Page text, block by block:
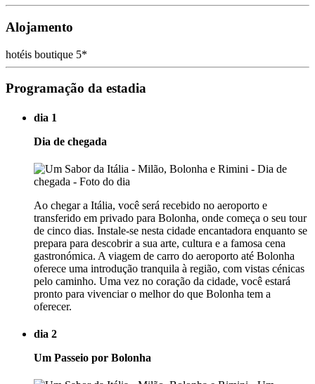
Alojamento
hotéis boutique 5*
Programação da estadia
dia 1
Dia de chegada
Ao chegar a Itália, você será recebido no aeroporto e
transferido em privado para Bolonha, onde começa o seu tour
de cinco dias. Instale-se nesta cidade encantadora enquanto se
prepara para descobrir a sua arte, cultura e a famosa cena
gastronómica. A viagem de carro do aeroporto até Bolonha
oferece uma introdução tranquila à região, com vistas cénicas
pelo caminho. Uma vez no coração da cidade, você estará
pronto para vivenciar o melhor do que Bolonha tem a
oferecer.
dia 2
Um Passeio por Bolonha